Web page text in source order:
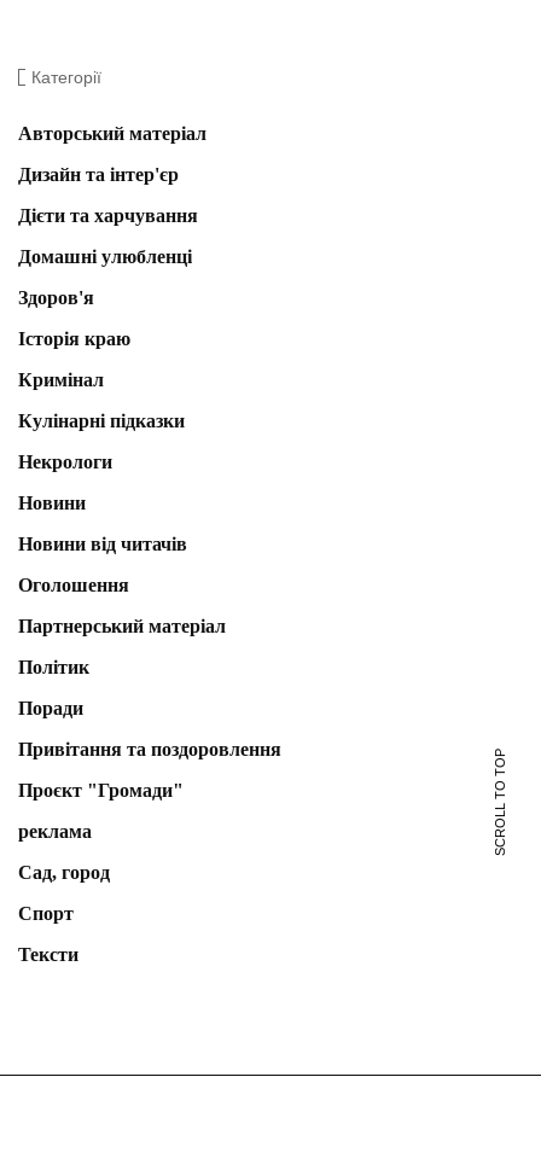
Категорії
Авторський матеріал
Дизайн та інтер'єр
Дієти та харчування
Домашні улюбленці
Здоров'я
Історія краю
Кримінал
Кулінарні підказки
Некрологи
Новини
Новини від читачів
Оголошення
Партнерський матеріал
Політик
Поради
Привітання та поздоровлення
Проєкт "Громади"
реклама
Сад, город
Спорт
Тексти
SCROLL TO TOP